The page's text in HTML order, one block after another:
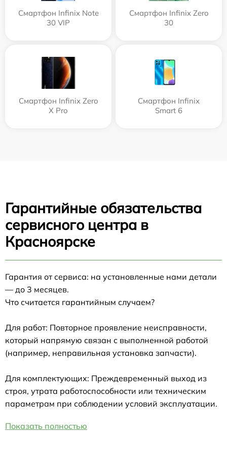
Смартфон Infinix Note
30 VIP
Смартфон Infinix Zero
30
Смартфон Infinix Zero
X Pro
Смартфон Infinix
Smart 6
Гарантийные обязательства
сервисного центра в
Красноярске
Гарантия от сервиса: на установленные нами детали
— до 3 месяцев.
Что считается гарантийным случаем?
Для работ: Повторное проявление неисправности,
который напрямую связан с выполненной работой
(например, неправильная установка запчасти).
Для комплектующих: Преждевременный выход из
строя, утрата работоспособности или техническим
параметрам при соблюдении условий эксплуатации.
Показать полностью